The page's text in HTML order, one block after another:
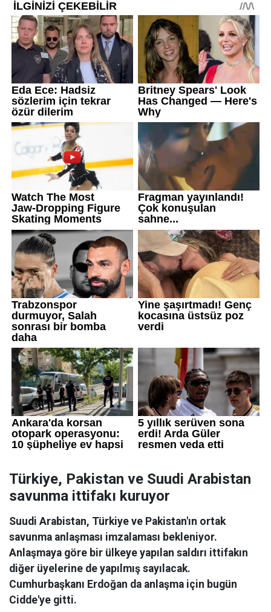
Türkiye, Pakistan ve Suudi Arabistan
savunma ittifakı kuruyor
Suudi Arabistan, Türkiye ve Pakistan'ın ortak
savunma anlaşması imzalaması bekleniyor.
Anlaşmaya göre bir ülkeye yapılan saldırı ittifakın
diğer üyelerine de yapılmış sayılacak.
Cumhurbaşkanı Erdoğan da anlaşma için bugün
Cidde'ye gitti.